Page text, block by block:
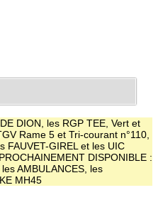
DION, les RGP TEE, Vert et
Rame 5 et Tri-courant n°110,
FAUVET-GIREL et les UIC
DISPONIBLE :
AMBULANCES, les
MH45